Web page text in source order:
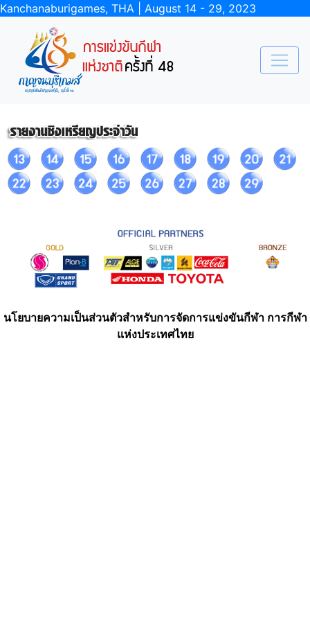
Kanchanaburigames, THA | August 14 - 29, 2023
นโยบายความเป็นส่วนตัวสำหรับการจัดการแข่งขันกีฬา การกีฬา
แห่งประเทศไทย